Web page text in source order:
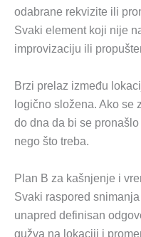
odabrane rekvizite ili
Svaki element koji nije
improvizaciju ili
Brzi prelaz između
logično složena. Ako se
do dna da bi se
nego što treba.
Plan B za kašnjenje i
Svaki raspored
unapred definisan
gužva na lokaciji i